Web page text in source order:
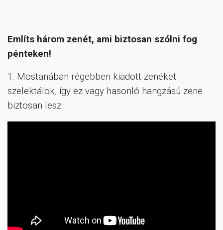
Említs három zenét, ami biztosan szólni fog
pénteken!
1. Mostanában régebben kiadott zenéket
szelektálok, így ez vagy hasonló hangzású zene
biztosan lesz: